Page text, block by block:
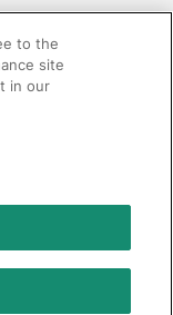
法に基づく表記
クッキーポリシー
原則対応方針
to the
site
in our